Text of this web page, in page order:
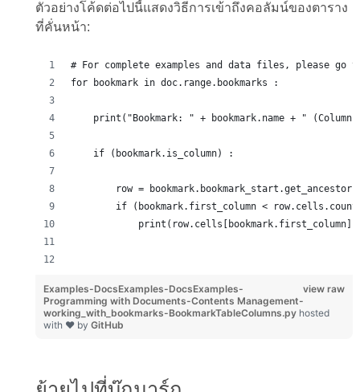
ตัวอย่างโค้ดต่อไปนี้แสดงวิธีการเข้าถึงคอลัมน์ของตาราง
ที่คั่นหน้า:
# For complete examples and data files, please go
for bookmark in doc.range.bookmarks :
print("Bookmark: " + bookmark.name + "
    if (bookmark.is_column) :
row =
if (bookmark.first_column <
view raw
Examples-DocsExamples-DocsExamples-
Programming with Documents-Contents Management-
working_with_bookmarks-BookmarkTableColumns.py hosted
with ❤ by GitHub